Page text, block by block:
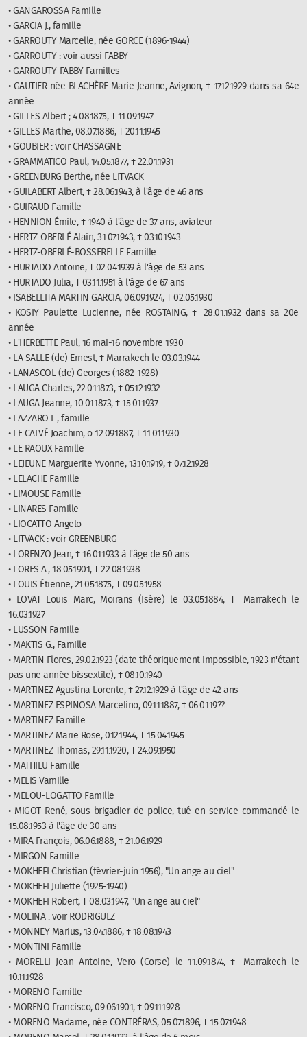
• GANGAROSSA Famille
• GARCIA J., famille
• GARROUTY Marcelle, née GORCE (1896-1944)
• GARROUTY : voir aussi FABBY
• GARROUTY-FABBY Familles
• GAUTIER née BLACHÈRE Marie Jeanne, Avignon, † 17.12.1929 dans sa 64e
année
• GILLES Albert ; 4.08.1875, † 11.09.1947
• GILLES Marthe, 08.07.1886, † 20.11.1945
• GOUBIER : voir CHASSAGNE
• GRAMMATICO Paul, 14.05.1877, † 22.01.1931
• GREENBURG Berthe, née LITVACK
• GUILABERT Albert, † 28.06.1943, à l'âge de 46 ans
• GUIRAUD Famille
• HENNION Émile, † 1940 à l'âge de 37 ans, aviateur
• HERTZ-OBERLÉ Alain, 31.07.1943, † 03.10.1943
• HERTZ-OBERLÉ-BOSSERELLE Famille
• HURTADO Antoine, † 02.04.1939 à l'âge de 53 ans
• HURTADO Julia, † 03.11.1951 à l'âge de 67 ans
• ISABELLITA MARTIN GARCIA, 06.09.1924, † 02.05.1930
• KOSIY Paulette Lucienne, née ROSTAING, † 28.01.1932 dans sa 20e
année
• L'HERBETTE Paul, 16 mai-16 novembre 1930
• LA SALLE (de) Ernest, † Marrakech le 03.03.1944
• LANASCOL (de) Georges (1882-1928)
• LAUGA Charles, 22.01.1873, † 05.12.1932
• LAUGA Jeanne, 10.01.1873, † 15.01.1937
• LAZZARO L., famille
• LE CALVÉ Joachim, o 12.09.1887, † 11.01.1930
• LE RAOUX Famille
• LEJEUNE Marguerite Yvonne, 13.10.1919, † 07.12.1928
• LELACHE Famille
• LIMOUSE Famille
• LINARES Famille
• LIOCATTO Angelo
• LITVACK : voir GREENBURG
• LORENZO Jean, † 16.01.1933 à l'âge de 50 ans
• LORES A., 18.05.1901, † 22.08.1938
• LOUIS Étienne, 21.05.1875, † 09.05.1958
• LOVAT Louis Marc, Moirans (Isère) le 03.05.1884, † Marrakech le
16.03.1927
• LUSSON Famille
• MAKTIS G., Famille
• MARTIN Flores, 29.02.1923 (date théoriquement impossible, 1923 n'étant
pas une année bissextile), † 08.10.1940
• MARTINEZ Agustina Lorente, † 27.12.1929 à l'âge de 42 ans
• MARTINEZ ESPINOSA Marcelino, 09.11.1887, † 06.01.19??
• MARTINEZ Famille
• MARTINEZ Marie Rose, 0.12.1944, † 15.04.1945
• MARTINEZ Thomas, 29.11.1920, † 24.09.1950
• MATHIEU Famille
• MELIS Vamille
• MELOU-LOGATTO Famille
• MIGOT René, sous-brigadier de police, tué en service commandé le
15.08.1953 à l'âge de 30 ans
• MIRA François, 06.06.1888, † 21.06.1929
• MIRGON Famille
• MOKHEFI Christian (février-juin 1956), "Un ange au ciel"
• MOKHEFI Juliette (1925-1940)
• MOKHEFI Robert, † 08.03.1947, "Un ange au ciel"
• MOLINA : voir RODRIGUEZ
• MONNEY Marius, 13.04.1886, † 18.08.1943
• MONTINI Famille
• MORELLI Jean Antoine, Vero (Corse) le 11.09.1874, † Marrakech le
10.11.1928
• MORENO Famille
• MORENO Francisco, 09.06.1901, † 09.11.1928
• MORENO Madame, née CONTRÉRAS, 05.07.1896, † 15.07.1948